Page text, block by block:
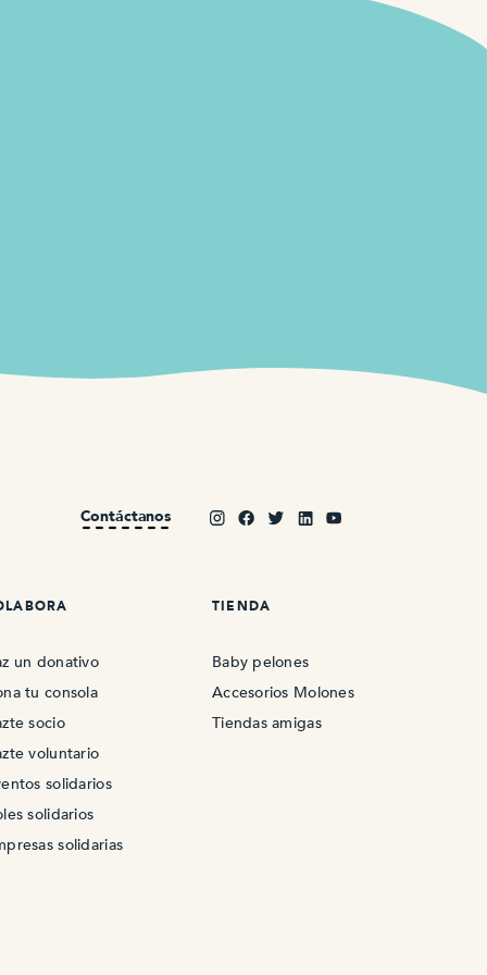
Contáctanos
un donativo
tu consola
socio
voluntario
solidarios
solidarios
solidarias
TIENDA
Baby pelones
Accesorios Molones
Tiendas amigas